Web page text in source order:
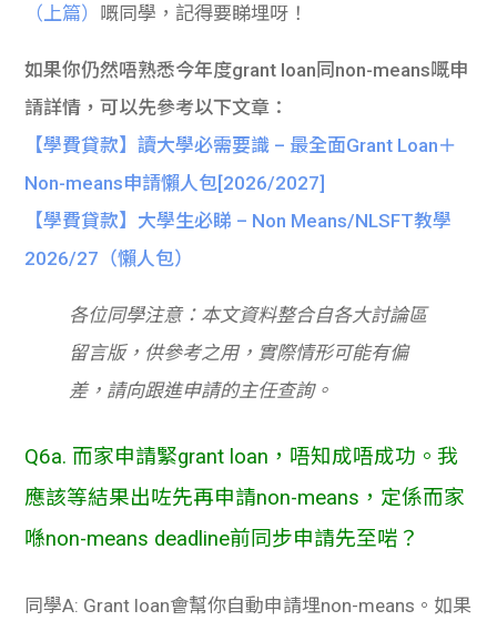
（上篇） 嘅同學，記得要睇埋呀！
如果你仍然唔熟悉今年度grant loan同non-means嘅申
請詳情，可以先參考以下文章：
【學費貸款】讀大學必需要識 – 最全面Grant Loan＋
Non-means申請懶人包[2026/2027]
【學費貸款】大學生必睇 – Non Means/NLSFT教學
2026/27（懶人包）
各位同學注意：本文資料整合自各大討論區
留言版，供參考之用，實際情形可能有偏
差，請向跟進申請的主任查詢。
Q6a. 而家申請緊grant loan，唔知成唔成功。我
應該等結果出咗先再申請non-means，定係而家
喺non-means deadline前同步申請先至啱？
同學A: Grant loan會幫你自動申請埋non-means。如果